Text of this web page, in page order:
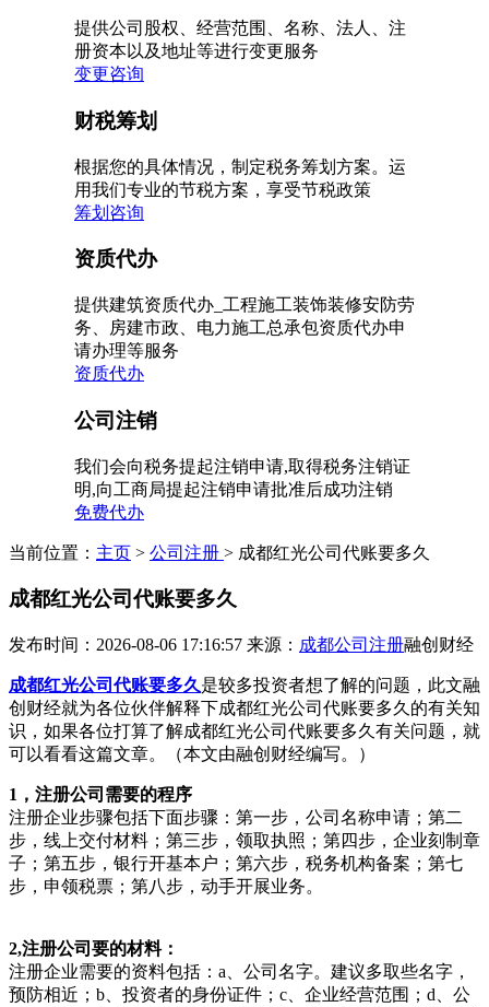
提供公司股权、经营范围、名称、法人、注
册资本以及地址等进行变更服务
变更咨询
财税筹划
根据您的具体情况，制定税务筹划方案。运
用我们专业的节税方案，享受节税政策
筹划咨询
资质代办
提供建筑资质代办_工程施工装饰装修安防劳
务、房建市政、电力施工总承包资质代办申
请办理等服务
资质代办
公司注销
我们会向税务提起注销申请,取得税务注销证
明,向工商局提起注销申请批准后成功注销
免费代办
当前位置： 主页 > 公司注册 > 成都红光公司代账要多久
成都红光公司代账要多久
发布时间：2026-08-06 17:16:57 来源： 成都公司注册融创财经
成都红光公司代账要多久是较多投资者想了解的问题，此文融
创财经就为各位伙伴解释下成都红光公司代账要多久的有关知
识，如果各位打算了解成都红光公司代账要多久有关问题，就
可以看看这篇文章。（本文由融创财经编写。）
1，注册公司需要的程序
注册企业步骤包括下面步骤：第一步，公司名称申请；第二
步，线上交付材料；第三步，领取执照；第四步，企业刻制章
子；第五步，银行开基本户；第六步，税务机构备案；第七
步，申领税票；第八步，动手开展业务。
2,注册公司要的材料：
注册企业需要的资料包括：a、公司名字。建议多取些名字，
预防相近；b、投资者的身份证件；c、企业经营范围；d、公